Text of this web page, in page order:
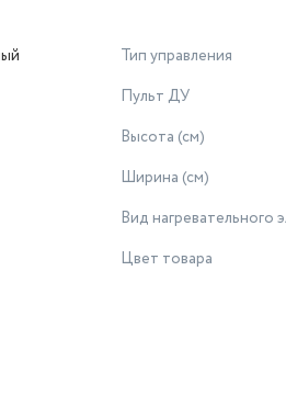
Тип управления
Пульт ДУ
Высота (см)
Ширина (см)
Вид нагревательного
Цвет товара